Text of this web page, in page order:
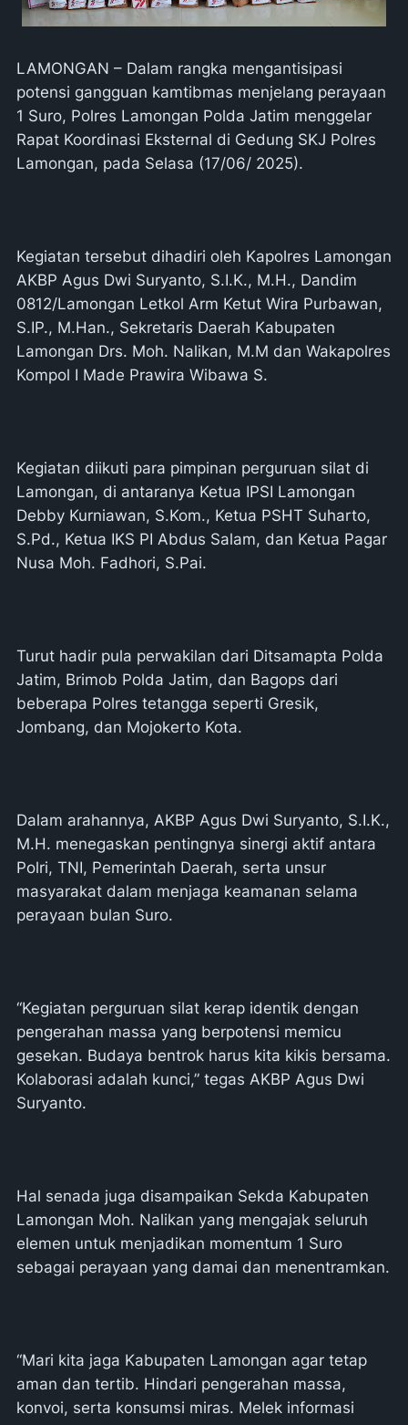
LAMONGAN – Dalam rangka mengantisipasi
potensi gangguan kamtibmas menjelang perayaan
1 Suro, Polres Lamongan Polda Jatim menggelar
Rapat Koordinasi Eksternal di Gedung SKJ Polres
Lamongan, pada Selasa (17/06/ 2025).
Kegiatan tersebut dihadiri oleh Kapolres Lamongan
AKBP Agus Dwi Suryanto, S.I.K., M.H., Dandim
0812/Lamongan Letkol Arm Ketut Wira Purbawan,
S.IP., M.Han., Sekretaris Daerah Kabupaten
Lamongan Drs. Moh. Nalikan, M.M dan Wakapolres
Kompol I Made Prawira Wibawa S.
Kegiatan diikuti para pimpinan perguruan silat di
Lamongan, di antaranya Ketua IPSI Lamongan
Debby Kurniawan, S.Kom., Ketua PSHT Suharto,
S.Pd., Ketua IKS PI Abdus Salam, dan Ketua Pagar
Nusa Moh. Fadhori, S.Pai.
Turut hadir pula perwakilan dari Ditsamapta Polda
Jatim, Brimob Polda Jatim, dan Bagops dari
beberapa Polres tetangga seperti Gresik,
Jombang, dan Mojokerto Kota.
Dalam arahannya, AKBP Agus Dwi Suryanto, S.I.K.,
M.H. menegaskan pentingnya sinergi aktif antara
Polri, TNI, Pemerintah Daerah, serta unsur
masyarakat dalam menjaga keamanan selama
perayaan bulan Suro.
“Kegiatan perguruan silat kerap identik dengan
pengerahan massa yang berpotensi memicu
gesekan. Budaya bentrok harus kita kikis bersama.
Kolaborasi adalah kunci,” tegas AKBP Agus Dwi
Suryanto.
Hal senada juga disampaikan Sekda Kabupaten
Lamongan Moh. Nalikan yang mengajak seluruh
elemen untuk menjadikan momentum 1 Suro
sebagai perayaan yang damai dan menentramkan.
“Mari kita jaga Kabupaten Lamongan agar tetap
aman dan tertib. Hindari pengerahan massa,
konvoi, serta konsumsi miras. Melek informasi